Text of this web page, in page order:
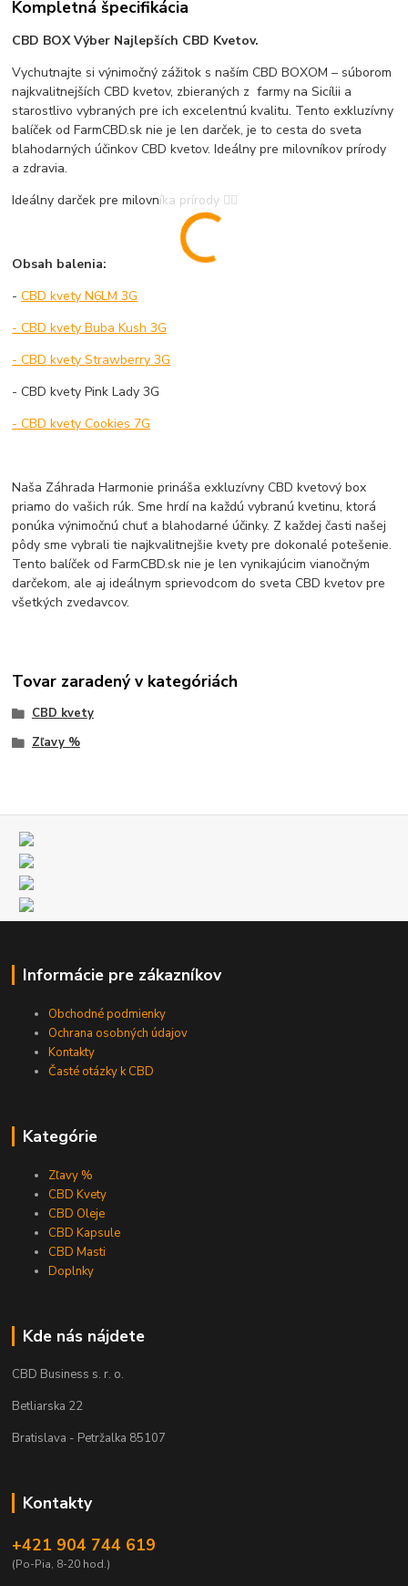
Kompletná špecifikácia
CBD BOX Výber Najlepších CBD Kvetov.
Vychutnajte si výnimočný zážitok s naším CBD BOXOM – súborom
najkvalitnejších CBD kvetov, zbieraných z farmy na Sicílii a
starostlivo vybraných pre ich excelentnú kvalitu. Tento exkluzívny
balíček od FarmCBD.sk nie je len darček, je to cesta do sveta
blahodarných účinkov CBD kvetov. Ideálny pre milovníkov prírody
a zdravia.
Ideálny darček pre milovníka prírody ✌🏻
Obsah balenia:
-CBD kvety N6LM 3G
- CBD kvety Buba Kush 3G
- CBD kvety Strawberry 3G
- CBD kvety Pink Lady 3G
- CBD kvety Cookies 7G
Naša Záhrada Harmonie prináša exkluzívny CBD kvetový box
priamo do vašich rúk. Sme hrdí na každú vybranú kvetinu, ktorá
ponúka výnimočnú chuť a blahodarné účinky. Z každej časti našej
pôdy sme vybrali tie najkvalitnejšie kvety pre dokonalé potešenie.
Tento balíček od FarmCBD.sk nie je len vynikajúcim vianočným
darčekom, ale aj ideálnym sprievodcom do sveta CBD kvetov pre
všetkých zvedavcov.
Tovar zaradený v kategóriách
CBD kvety
Zľavy %
Informácie pre zákazníkov
Obchodné podmienky
Ochrana osobných údajov
Kontakty
Časté otázky k CBD
Kategórie
Zľavy %
CBD Kvety
CBD Oleje
CBD Kapsule
CBD Masti
Doplnky
Kde nás nájdete
CBD Business s. r. o.
Betliarska 22
Bratislava - Petržalka 85107
Kontakty
+421 904 744 619
(Po-Pia, 8-20 hod.)